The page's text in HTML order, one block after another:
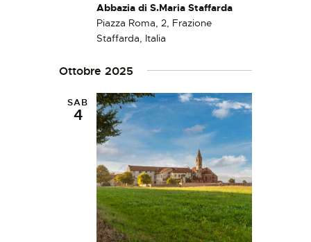
Abbazia di S.Maria Staffarda
Piazza Roma, 2, Frazione
Staffarda, Italia
Ottobre 2025
SAB
4